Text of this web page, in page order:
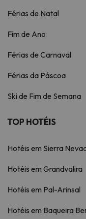
Férias de Natal
Fim de Ano
Férias de Carnaval
Férias da Páscoa
Ski de Fim de Semana
TOP HOTÉIS
Hotéis em Sierra
Hotéis em Grandvalira
Hotéis em Pal-Arinsal
Hotéis em Baqueira